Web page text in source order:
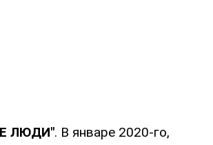
ЛЮДИ". В январе 2020-го,